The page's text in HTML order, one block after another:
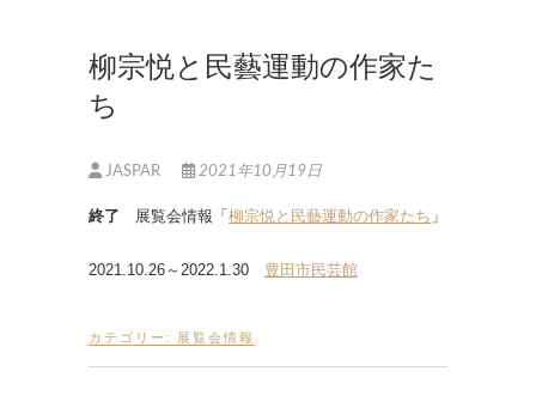
柳宗悦と民藝運動の作家た
ち
JASPAR 2021年10月19日
終了 展覧会情報「 柳宗悦と民藝運動の作家たち 」
2021.10.26～2022.1.30 豊田市民芸館
カテゴリー: 展覧会情報